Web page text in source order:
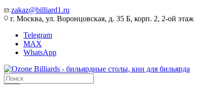
zakaz@billiard1.ru
г. Москва, ул. Воронцовская, д. 35 Б, корп. 2, 2-ой этаж
Telegram
MAX
WhatsApp